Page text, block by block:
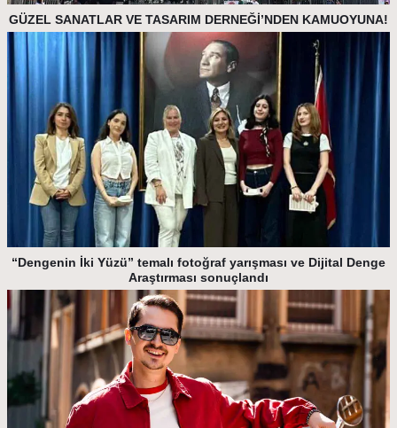
GÜZEL SANATLAR VE TASARIM DERNEĞİ’NDEN KAMUOYUNA!
“Dengenin İki Yüzü” temalı fotoğraf yarışması ve Dijital Denge
Araştırması sonuçlandı